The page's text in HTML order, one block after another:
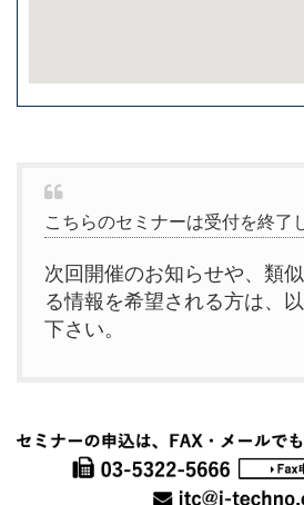
こちらのセミナーは受付を終了
次回開催のお知らせや、類
る情報を希望される方は、
下さい。